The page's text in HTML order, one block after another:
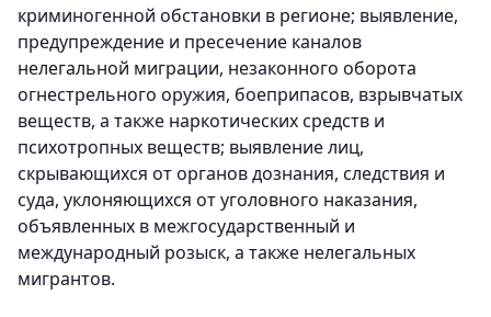
криминогенной обстановки в регионе; выявление,
предупреждение и пресечение каналов
нелегальной миграции, незаконного оборота
огнестрельного оружия, боеприпасов, взрывчатых
веществ, а также наркотических средств и
психотропных веществ; выявление лиц,
скрывающихся от органов дознания, следствия и
суда, уклоняющихся от уголовного наказания,
объявленных в межгосударственный и
международный розыск, а также нелегальных
мигрантов.